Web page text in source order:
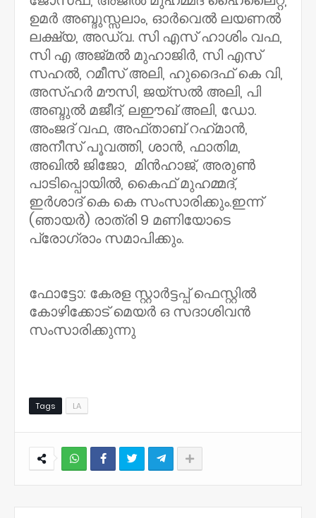
ഉമര്‍ അബ്ദുസ്സലാം, ഓര്‍വെല്‍ ലയണല്‍
ലക്ഷ്യ, അഡ്വ. സി എസ് ഹാശിം വഫ,
സി എ അജ്മല്‍ മുഹാജിര്‍, സി എസ്
സഹല്‍, റമീസ് അലി, ഹുദൈഫ് കെ വി,
അസ്ഹര്‍ മൗസി, ജയ്‌സല്‍ അലി, പി
അബ്ദുല്‍ മജീദ്, ലഈഖ് അലി, ഡോ.
അംജദ് വഫ, അഫ്താബ് റഹ്‌മാന്‍,
അനീസ് പൂവത്തി, ശാന്‍, ഫാതിമ,
അഖില്‍ ജിജോ, മിന്‍ഹാജ്, അരുണ്‍
പാടിപ്പൊയില്‍, കൈഫ് മുഹമ്മദ്,
ഇര്‍ശാദ് കെ കെ സംസാരിക്കും.ഇന്ന്
(ഞായർ) രാത്രി 9 മണിയോടെ
പ്രോഗ്രാം സമാപിക്കും.
ഫോട്ടോ: കേരള സ്റ്റാര്‍ട്ടപ്പ് ഫെസ്റ്റില്‍
കോഴിക്കോട് മെയര്‍ ഒ സദാശിവന്‍
സംസാരിക്കുന്നു
Tags LA